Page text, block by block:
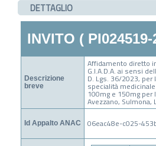
DETTAGLIO
INVITO ( PI024519-
Descrizione
breve
Affidamento diretto
G.I.A.D.A. ai sensi
D. Lgs. 36/2023, per
specialità
100mg e 150mg per
Avezzano, Sulmona,
Id Appalto ANAC 06eac48e-c025-